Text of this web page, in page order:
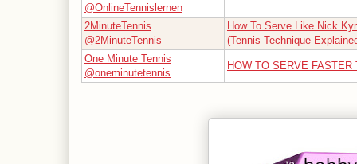
@OnlineTennislernen
2MinuteTennis
@2MinuteTennis
How To Serve Like Nick
(Tennis Technique
One Minute Tennis
@oneminutetennis
HOW TO SERVE FASTER